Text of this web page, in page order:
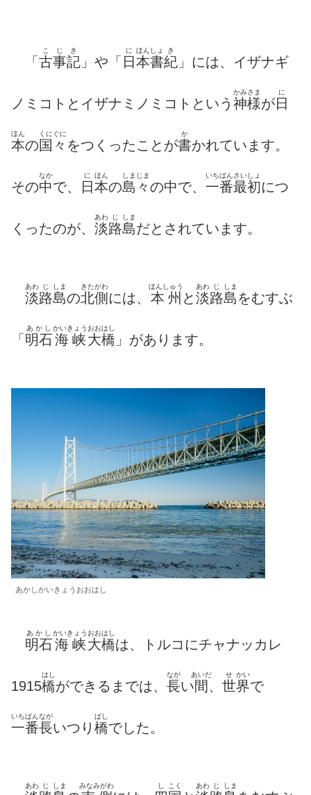
「 古事記
こじき
」や「 日
に
本
ほん
書
しょ
紀
き
」には、イザナギ
ノミコトとイザナミノミコトという 神様
かみさま
が日
に
本
ほん
の国々
くにぐに
をつくったことが書
か
かれています。
その中
なか
で、 日
に
本
ほん
の島々
しまじま
の中で、 一番最初
いちばんさいしょ
につ
くったのが、 淡
あわ
路
じ
島
しま
だとされています。
淡
あわ
路
じ
島
しま
の北側
きたがわ
には、 本州
ほんしゅう
と淡
あわ
路
じ
島
しま
をむすぶ
「 明石
あかし
海峡
かいきょう
大橋
おおはし
」があります。
あかしかいきょうおおはし
明石
あかし
海峡
かいきょう
大橋
おおはし
は、トルコにチャナッカレ
1915橋
はし
ができるまでは、 長
なが
い間
あいだ
、 世
せ
界
かい
で
一番長
いちばんなが
いつり 橋
ばし
でした。
あわ じ しま みなみがわ し こく あわ じ しま